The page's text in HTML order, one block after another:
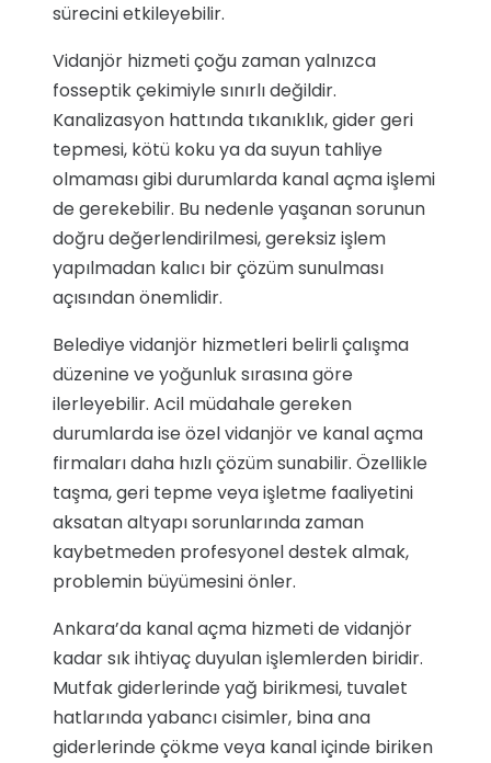
sürecini etkileyebilir.
Vidanjör hizmeti çoğu zaman yalnızca
fosseptik çekimiyle sınırlı değildir.
Kanalizasyon hattında tıkanıklık, gider geri
tepmesi, kötü koku ya da suyun tahliye
olmaması gibi durumlarda kanal açma işlemi
de gerekebilir. Bu nedenle yaşanan sorunun
doğru değerlendirilmesi, gereksiz işlem
yapılmadan kalıcı bir çözüm sunulması
açısından önemlidir.
Belediye vidanjör hizmetleri belirli çalışma
düzenine ve yoğunluk sırasına göre
ilerleyebilir. Acil müdahale gereken
durumlarda ise özel vidanjör ve kanal açma
firmaları daha hızlı çözüm sunabilir. Özellikle
taşma, geri tepme veya işletme faaliyetini
aksatan altyapı sorunlarında zaman
kaybetmeden profesyonel destek almak,
problemin büyümesini önler.
Ankara’da kanal açma hizmeti de vidanjör
kadar sık ihtiyaç duyulan işlemlerden biridir.
Mutfak giderlerinde yağ birikmesi, tuvalet
hatlarında yabancı cisimler, bina ana
giderlerinde çökme veya kanal içinde biriken